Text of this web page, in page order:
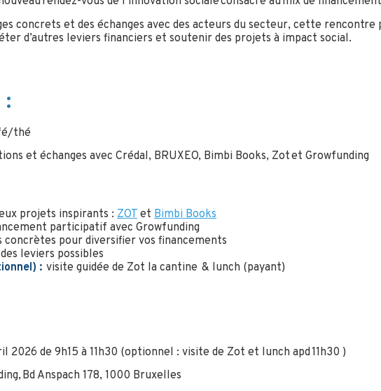
concrets et des échanges avec des acteurs du secteur, cette
d’autres leviers financiers et soutenir des projets à impact social.
thé
et échanges avec Crédal, BRUXEO, Bimbi Books, Zot et Growfunding
projets inspirants : ZOT et Bimbi Books
participatif avec Growfunding
concrètes pour diversifier vos financements
leviers possibles
: visite guidée de Zot la cantine & lunch (payant)
2026 de 9h15 à 11h30 (optionnel : visite de Zot et lunch apd 11h30 )
Bd Anspach 178, 1000 Bruxelles